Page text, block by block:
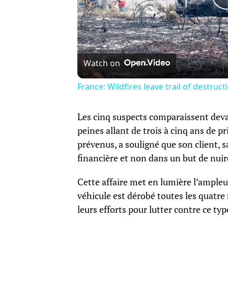
Watch on
France: Wildfires leave trail of
Les cinq suspects comparaissent
peines allant de trois à cinq ans de
prévenus, a souligné que son client,
financière et non dans un but de
Cette affaire met en lumière
véhicule est dérobé toutes les
leurs efforts pour lutter contre ce